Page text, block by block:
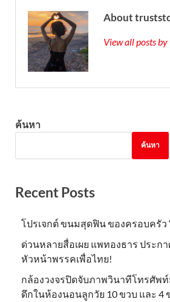
About
View all posts
ค้นหา
ค้นหา
Recent Posts
โปรเจกต์ ขนมสุดฟิน ของครอบครัว
ด่วนหลายสื่อเผย แพทองธาร ประก
หัวหน้าพรรคเพื่อไทย!
กล้องวงจรปิดจับภาพวินาทีโทรศัพท์
ดึกในห้องนอนลูกวัย 10 ขวบ และ 4